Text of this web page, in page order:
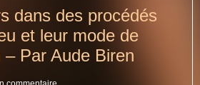
dans des procédés
et leur mode de
Par Aude Biren